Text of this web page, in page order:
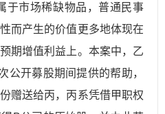
于市场稀缺物品，普通民事
而产生的价值更多地体现在
期增值利益上。本案中，乙
公开募股期间提供的帮助，
赠送给丙，丙系凭借甲职权